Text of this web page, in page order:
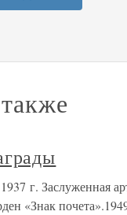
г. Заслуженная
«Знак